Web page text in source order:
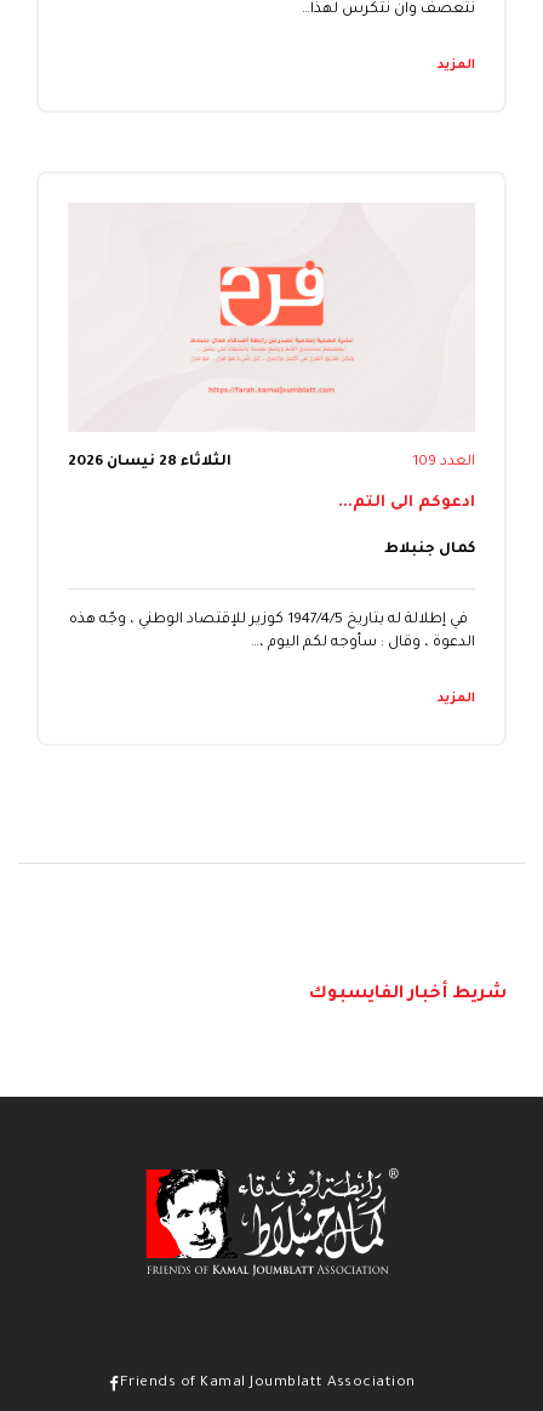
نتعصف وان نتكرس لهذا…
المزيد
العدد 109 الثلاثاء 28 نيسان 2026
ادعوكم الى التم...
كمال جنبلاط
في إطلالة له بتاريخ 1947/4/5 كوزير للإقتصاد الوطني ، وجّه هذه
الدعوة ، وقال : سأوجه لكم اليوم ،…
المزيد
شريط أخبار الفايسبوك
Friends of Kamal Joumblatt Association